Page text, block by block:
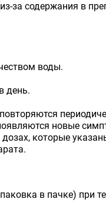
за содержания в
воды.
день.
новые
которые
в пачке) при